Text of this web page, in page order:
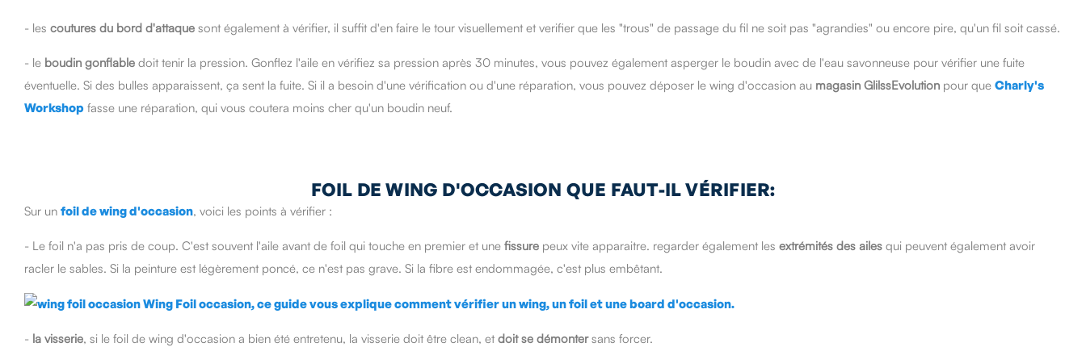
- les coutures du bord d'attaque sont également à vérifier, il suffit d'en faire le tour visuellement et verifier que les "trous" de passage du fil ne soit pas "agrandies" ou encore pire, qu'un fil soit cassé.
- le boudin gonflable doit tenir la pression. Gonflez l'aile en vérifiez sa pression après 30 minutes, vous pouvez également asperger le boudin avec de l'eau savonneuse pour vérifier une fuite
éventuelle. Si des bulles apparaissent, ça sent la fuite. Si il a besoin d'une vérification ou d'une réparation, vous pouvez déposer le wing d'occasion au magasin GlilssEvolution pour que Charly's
Workshop fasse une réparation, qui vous coutera moins cher qu'un boudin neuf.
FOIL DE WING D'OCCASION QUE FAUT-IL VÉRIFIER:
Sur un foil de wing d'occasion, voici les points à vérifier :
- Le foil n'a pas pris de coup. C'est souvent l'aile avant de foil qui touche en premier et une fissure peux vite apparaitre. regarder également les extrémités des ailes qui peuvent également avoir
racler le sables. Si la peinture est légèrement poncé, ce n'est pas grave. Si la fibre est endommagée, c'est plus embêtant.
- la visserie, si le foil de wing d'occasion a bien été entretenu, la visserie doit être clean, et doit se démontersans forcer.